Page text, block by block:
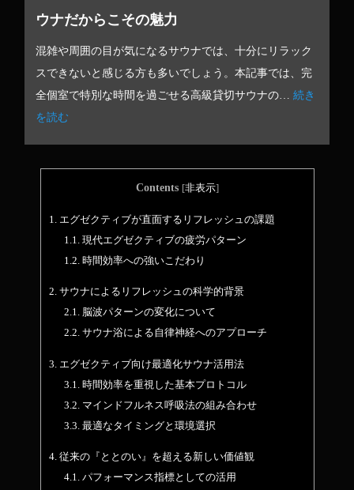
ウナだからこその魅力
混雑や周囲の目が気になるサウナでは、十分にリラック
スできないと感じる方も多いでしょう。本記事では、完
全個室で特別な時間を過ごせる高級貸切サウナの…続き
を読む
Contents [非表示]
1.
エグゼクティブが直面するリフレッシュの課題
1.1. 現代エグゼクティブの疲労パターン
1.2. 時間効率への強いこだわり
2.サウナによるリフレッシュの科学的背景
2.1. 脳波パターンの変化について
2.2. サウナ浴による自律神経へのアプローチ
3. エグゼクティブ向け最適化サウナ活用法
3.1. 時間効率を重視した基本プロトコル
3.2. マインドフルネス呼吸法の組み合わせ
3.3. 最適なタイミングと環境選択
4. 従来の『ととのい』を超える新しい価値観
4.1. パフォーマンス指標としての活用